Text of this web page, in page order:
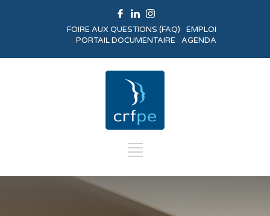
EMPLOI
FOIRE AUX QUESTIONS (FAQ)
AGENDA
PORTAIL DOCUMENTAIRE